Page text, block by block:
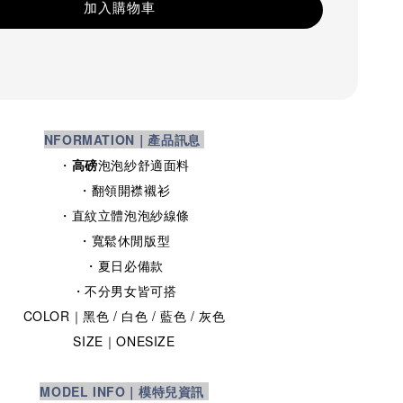
加入購物車
NFORMATION｜產品訊息
・ 高磅泡泡紗舒適面料
・翻領開襟襯衫
・直紋立體泡泡紗線條
・ 寬鬆休閒版型
・夏日必備款
・不分男女皆可搭
COLOR｜黑色 / 白色/ 藍色 / 灰色
SIZE ｜ONESIZE
MODEL INFO｜模特兒資訊